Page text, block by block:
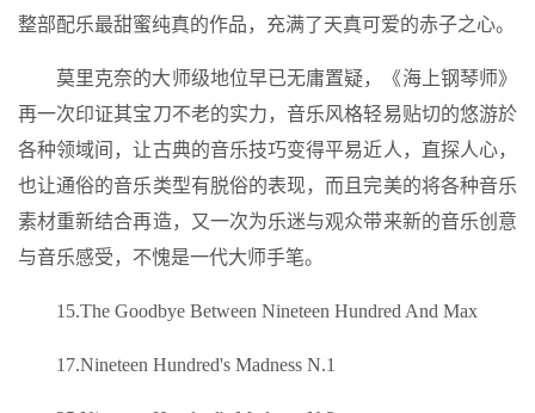
整部配乐最甜蜜纯真的作品，充满了天真可爱的赤子之心。
莫里克奈的大师级地位早已无庸置疑，《海上钢琴师》
再一次印证其宝刀不老的实力，音乐风格轻易贴切的悠游於
各种领域间，让古典的音乐技巧变得平易近人，直探人心，
也让通俗的音乐类型有脱俗的表现，而且完美的将各种音乐
素材重新结合再造，又一次为乐迷与观众带来新的音乐创意
与音乐感受，不愧是一代大师手笔。
15.The Goodbye Between Nineteen Hundred And Max
17.Nineteen Hundred's Madness N.1